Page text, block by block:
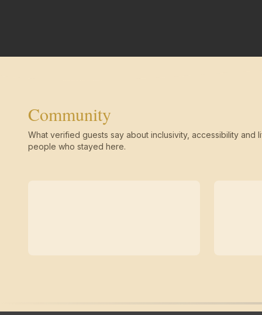
Community
What verified guests say about inclusivity, accessibility and
people who stayed here.